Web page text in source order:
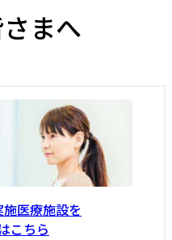
まへ
医療施設を
こちら